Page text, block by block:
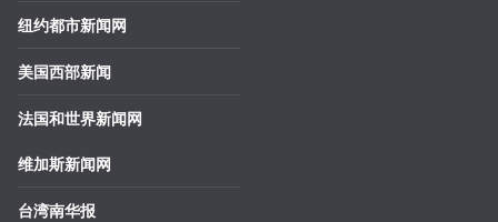
纽约都市新闻网
美国西部新闻
法国和世界新闻网
维加斯新闻网
台湾南华报